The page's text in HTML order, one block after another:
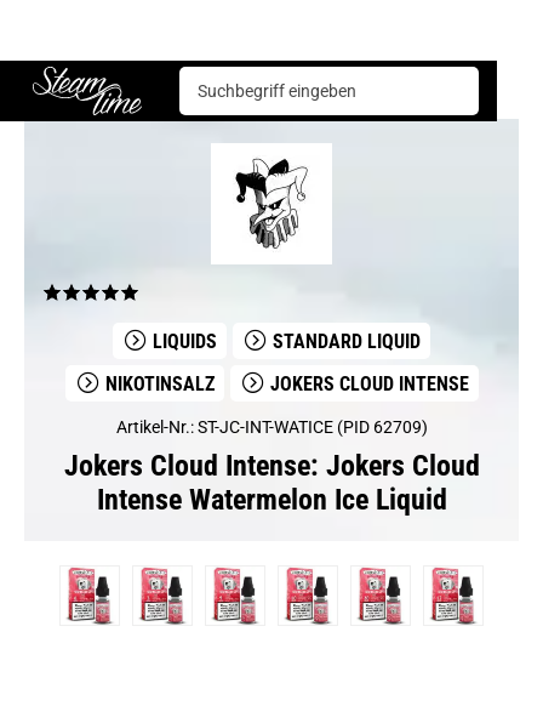
Steam time
Jokers Cloud Intense Jokers Cloud Intense Watermelon Ice Liquid
LIQUIDS
STANDARD LIQUID
NIKOTINSALZ
JOKERS CLOUD INTENSE
Artikel-Nr.: ST-JC-INT-WATICE (PID 62709)
Jokers Cloud Intense: Jokers Cloud
Intense Watermelon Ice Liquid